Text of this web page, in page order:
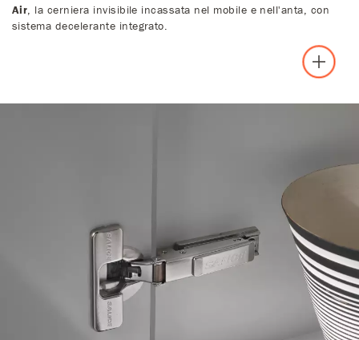
Air, la cerniera invisibile incassata nel mobile e nell'anta, con
sistema decelerante integrato.